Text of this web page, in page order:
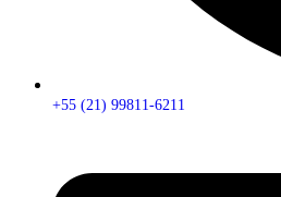
+55 (21) 99811-6211